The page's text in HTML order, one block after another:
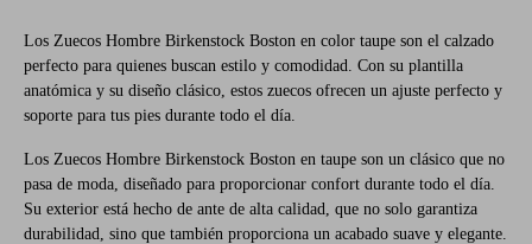
Los Zuecos Hombre Birkenstock Boston en color taupe son el calzado
perfecto para quienes buscan estilo y comodidad. Con su plantilla
anatómica y su diseño clásico, estos zuecos ofrecen un ajuste perfecto y
soporte para tus pies durante todo el día.
Los Zuecos Hombre Birkenstock Boston en taupe son un clásico que no
pasa de moda, diseñado para proporcionar confort durante todo el día.
Su exterior está hecho de ante de alta calidad, que no solo garantiza
durabilidad, sino que también proporciona un acabado suave y elegante.